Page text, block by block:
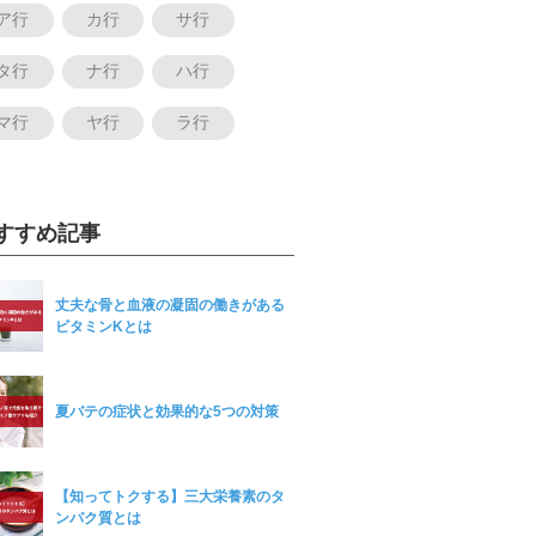
行 カ行 サ行
行 ナ行 ハ行
行 ヤ行 ラ行
すめ記事
丈夫な骨と血液の凝固の働きがある
ビタミンKとは
夏バテの症状と効果的な5つの対策
【知ってトクする】三大栄養素のタ
ンパク質とは